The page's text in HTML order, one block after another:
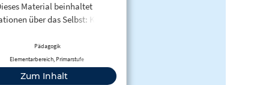
stärken
Material beinhaltet
über das Selbst: Kinder
Wer bin ich? Wo gehöre
Individuelle Förderung: Wie
angemessen unterstützen,
Pädagogik
Elementarbereich, Primarstufe
Zum Inhalt